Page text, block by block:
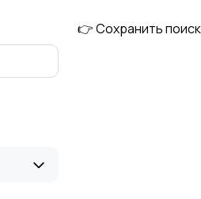
Текстиль и ковры
👉 Сохранить поиск